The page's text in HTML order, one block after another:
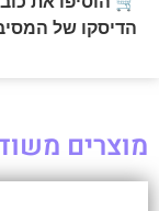
הדיסקו של
מוצרים